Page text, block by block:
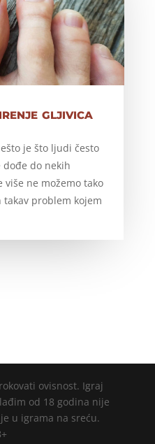
gljivica
je što ljudi često
dođe do nekih
ne možemo tako
takav problem kojem
ovisnost. Igraj
od 18 godina nije
u igrama na sreću.